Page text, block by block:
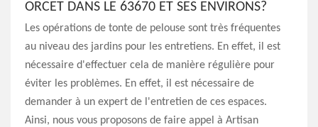
ORCET DANS LE 63670 ET SES ENVIRONS?
Les opérations de tonte de pelouse sont très fréquentes
au niveau des jardins pour les entretiens. En effet, il est
nécessaire d'effectuer cela de manière régulière pour
éviter les problèmes. En effet, il est nécessaire de
demander à un expert de l'entretien de ces espaces.
Ainsi, nous vous proposons de faire appel à Artisan